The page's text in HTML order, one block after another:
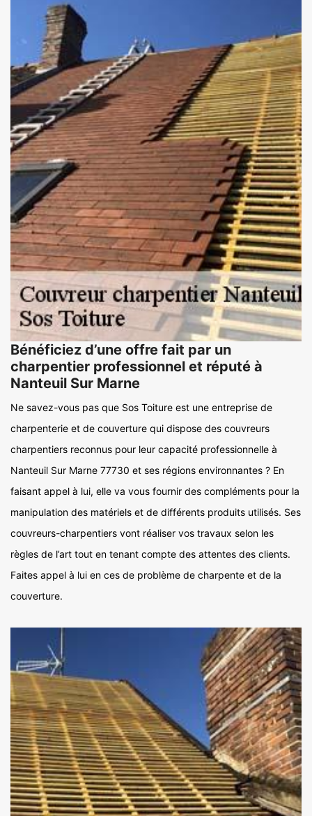
Bénéficiez d’une offre fait par un
charpentier professionnel et réputé à
Nanteuil Sur Marne
Ne savez-vous pas que Sos Toiture est une entreprise de
charpenterie et de couverture qui dispose des couvreurs
charpentiers reconnus pour leur capacité professionnelle à
Nanteuil Sur Marne 77730 et ses régions environnantes ? En
faisant appel à lui, elle va vous fournir des compléments pour la
manipulation des matériels et de différents produits utilisés. Ses
couvreurs-charpentiers vont réaliser vos travaux selon les
règles de l’art tout en tenant compte des attentes des clients.
Faites appel à lui en ces de problème de charpente et de la
couverture.